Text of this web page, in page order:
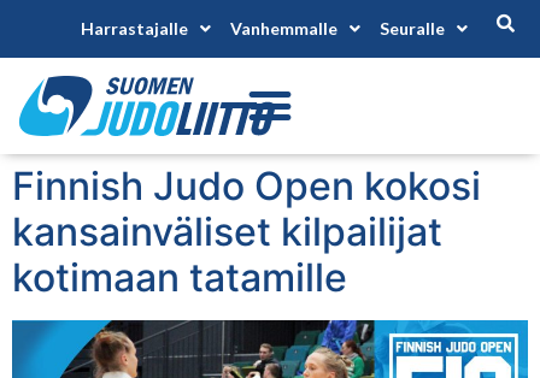
Harrastajalle Vanhemmalle Seuralle
Finnish Judo Open kokosi
kansainväliset kilpailijat
kotimaan tatamille